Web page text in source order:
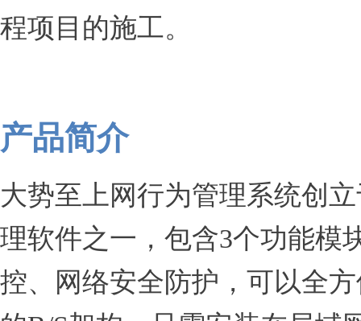
程项目的施工。
产品简介
大势至上网行为管理系统创
理软件之一，包含3个功能模
控、网络安全防护，可以全